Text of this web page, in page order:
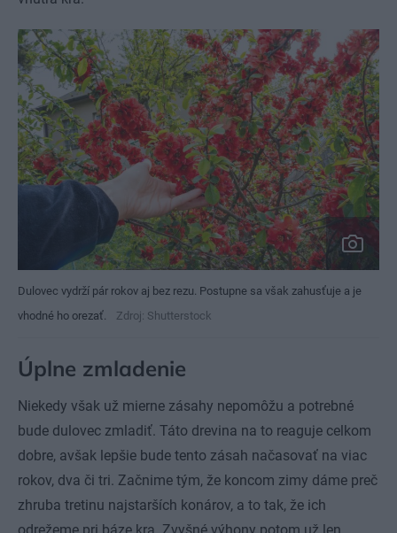
Dulovec vydrží pár rokov aj bez rezu. Postupne sa však zahusťuje a je
vhodné ho orezať.
Zdroj: Shutterstock
Úplne zmladenie
Niekedy však už mierne zásahy nepomôžu a potrebné
bude dulovec zmladiť. Táto drevina na to reaguje celkom
dobre, avšak lepšie bude tento zásah načasovať na viac
rokov, dva či tri. Začnime tým, že koncom zimy dáme preč
zhruba tretinu najstarších konárov, a to tak, že ich